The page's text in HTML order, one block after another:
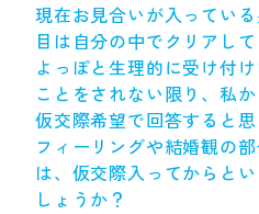
現在お見合いが入ってい
目は自分の中でクリアして
よっぽと生理的に受け付
ことをされない限り、私
仮交際希望で回答すると思
フィーリングや結婚観の
は、仮交際入ってからと
しょうか？